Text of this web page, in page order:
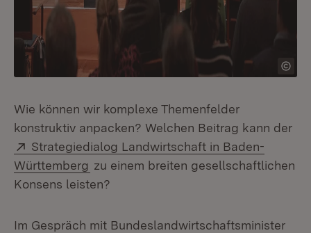
Wie können wir komplexe Themenfelder
konstruktiv anpacken? Welchen Beitrag kann der
Extern:
Strategiedialog Landwirtschaft in Baden-
Württemberg (Öffnet in neuem Fenster)
zu einem breiten gesellschaftlichen
Konsens leisten?
Im Gespräch mit Bundeslandwirtschaftsminister